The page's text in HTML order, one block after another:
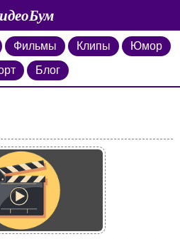
Фильмы Клипы
Юмор
Блог